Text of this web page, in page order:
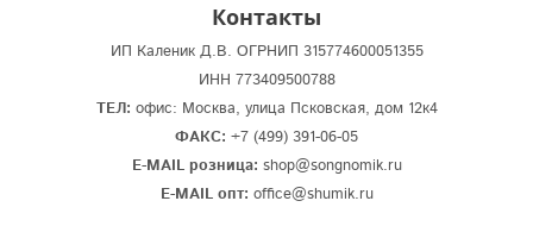
Контакты
ИП Каленик Д.В. ОГРНИП 315774600051355
ИНН 773409500788
ТЕЛ: офис: Москва, улица Псковская, дом 12к4
ФАКС: +7 (499) 391-06-05
E-MAIL розница: shop@songnomik.ru
E-MAIL опт: office@shumik.ru